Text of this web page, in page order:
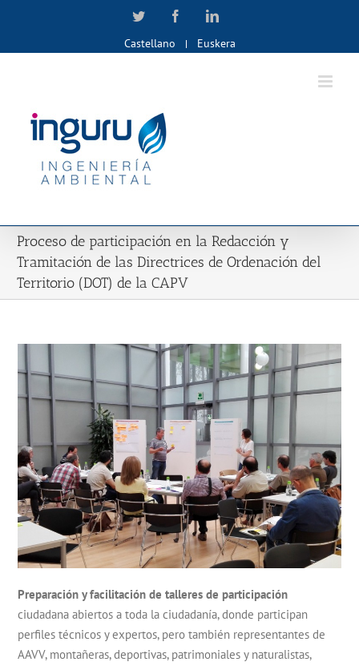
content
Twitter FacebookLinkedIn
Castellano Euskera
Proceso de participación en la Redacción y
Tramitación de las Directrices de Ordenación del
Territorio (DOT) de la CAPV
Preparación y facilitación de talleres de participación
ciudadana abiertos a toda la ciudadanía, donde participan
perfiles técnicos y expertos, pero también representantes de
AAVV, montañeras, deportivas, patrimoniales y naturalistas,